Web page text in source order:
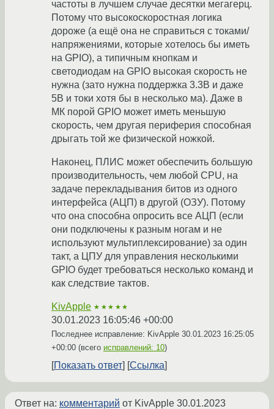
частоты в лучшем случае десятки мегагерц.
Потому что высокоскоростная логика
дороже (а ещё она не справиться с токами/
напряжениями, которые хотелось бы иметь
на GPIO), а типичным кнопкам и
светодиодам на GPIO высокая скорость не
нужна (зато нужна поддержка 3.3В и даже
5В и токи хотя бы в несколько ма). Даже в
МК порой GPIO может иметь меньшую
скорость, чем другая периферия способная
дрыгать той же физической ножкой.
Наконец, ПЛИС может обеспечить большую
производительность, чем любой CPU, на
задаче перекладывания битов из одного
интерфейса (АЦП) в другой (ОЗУ). Потому
что она способна опросить все АЦП (если
они подключены к разным ногам и не
используют мультиплексирование) за один
такт, а ЦПУ для управления несколькими
GPIO будет требоваться несколько команд и
как следствие тактов.
KivApple ★★★★★
30.01.2023 16:05:46 +00:00
Последнее исправление: KivApple 30.01.2023 16:25:05
+00:00 (всего исправлений: 10)
Показать ответ Ссылка
Ответ на: комментарий от KivApple 30.01.2023